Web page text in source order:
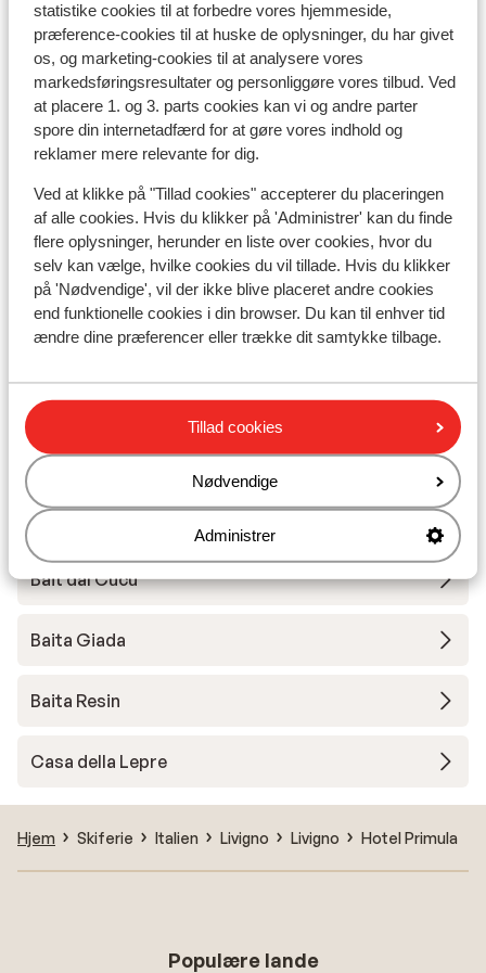
statistike cookies til at forbedre vores hjemmeside,
præference-cookies til at huske de oplysninger, du har givet
os, og marketing-cookies til at analysere vores
markedsføringsresultater og personliggøre vores tilbud. Ved
at placere 1. og 3. parts cookies kan vi og andre parter
spore din internetadfærd for at gøre vores indhold og
reklamer mere relevante for dig.
Ved at klikke på "Tillad cookies" accepterer du placeringen
af alle cookies. Hvis du klikker på 'Administrer' kan du finde
flere oplysninger, herunder en liste over cookies, hvor du
selv kan vælge, hvilke cookies du vil tillade. Hvis du klikker
på 'Nødvendige', vil der ikke blive placeret andre cookies
end funktionelle cookies i din browser. Du kan til enhver tid
ændre dine præferencer eller trække dit samtykke tilbage.
Tillad cookies
Nødvendige
Administrer
Hotel Margherita
Alexander Charme Hotel
Hotel Amerikan
Hotel Baita Cecilia
Hotel Intermonti
Apartmens La Fonte
Apartment Moonstone Ridge
Apartment Mountain Bliss
Apartment Trifoglio
Bait dal Cucu
Baita Giada
Baita Resin
Casa della Lepre
Hjem Skiferie Italien Livigno Livigno Hotel Primula
Populære lande